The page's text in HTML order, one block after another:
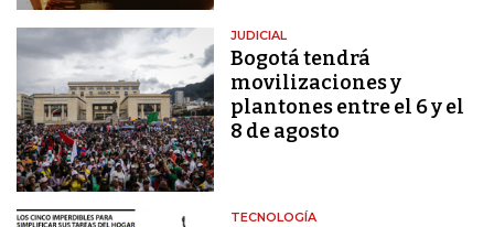
JUDICIAL
Bogotá tendrá
movilizaciones y
plantones entre el 6 y el
8 de agosto
TECNOLOGÍA